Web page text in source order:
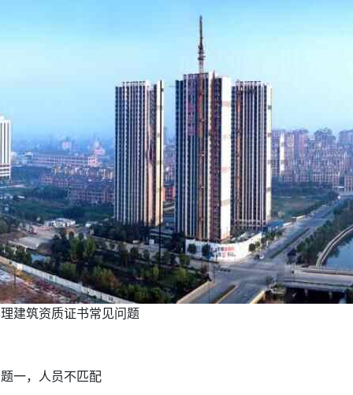
建筑资质证书常见问题
一，人员不匹配